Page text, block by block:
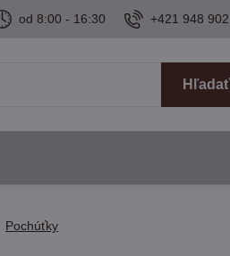
od 8:00 - 16:30 +421 948
Hľadať
Pochúťky